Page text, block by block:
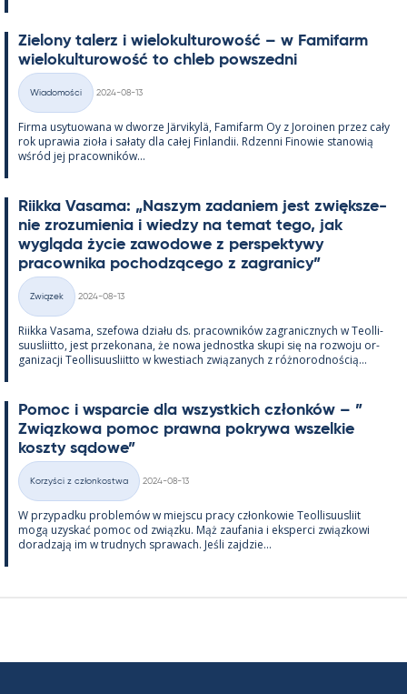
Zie­lony ta­lerz i wie­lo­kul­tu­rowość – w Fa­mi­farm
wie­lo­kul­tu­rowość to ch­leb powszedni
Kategorie
Wiadomości
2024-08-13
Firma usy­tuowana w dworze Jär­vi­kylä, Fa­mi­farm Oy z Jo­roi­nen przez cały
rok uprawia zioła i sałaty dla całej Fin­lan­dii. Rdzenni Fi­nowie sta­nowią
wśród jej pracow­ników...
Riikka Va­sama: „Naszym za­da­niem jest zwiększe­
nie zrozu­mie­nia i wiedzy na te­mat tego, jak
wygląda życie zawo­dowe z pers­pek­tywy
pracow­nika poc­hodzącego z za­gra­nicy”
Kategorie
Związek
2024-08-13
Riikka Va­sama, sze­fowa działu ds. pracow­ników za­gra­nicz­nych w Teol­li­
suus­liitto, jest prze­ko­nana, że nowa jed­nostka skupi się na rozwoju or­
ga­nizacji Teol­li­suus­liitto w kwes­tiach związa­nych z róż­no­rod­nością...
Po­moc i ws­parcie dla wszyst­kich członków – ”
Związ­kowa po­moc prawna pok­rywa wszel­kie
koszty są­dowe”
Kategorie
Korzyści z członkostwa
2024-08-13
W przy­padku problemów w miejscu pracy człon­kowie Teol­li­suus­liit
mogą uzys­kać po­moc od związku. Mąż zau­fa­nia i eks­perci związ­kowi
do­radzają im w trud­nych sprawach. Jeśli zajdzie...